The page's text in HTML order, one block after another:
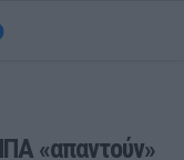
«απαντούν»